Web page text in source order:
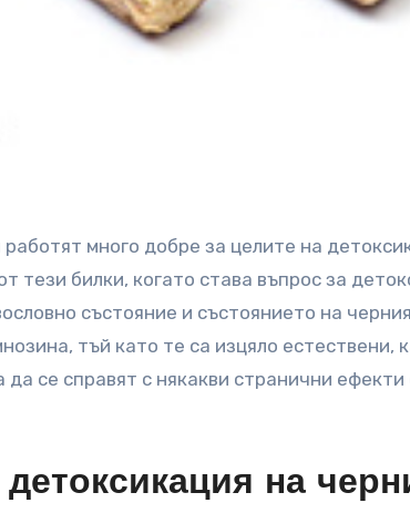
тези билки, когато става въпрос за
състояние и състоянието на
тъй като те са изцяло естествени,
се справят с някакви странични ефекти
на